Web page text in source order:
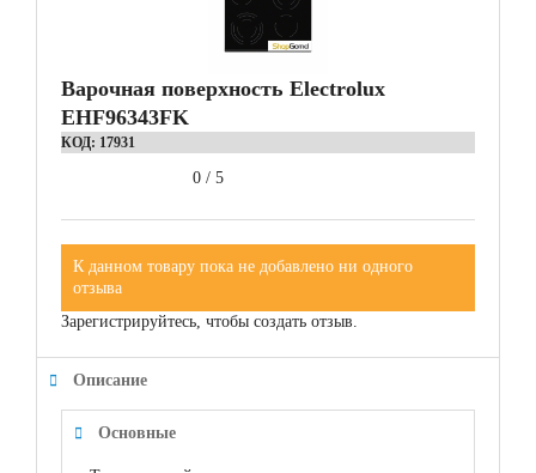
Варочная поверхность Electrolux
EHF96343FK
КОД: 17931
0 / 5
К данном товару пока не добавлено ни одного
отзыва
Зарегистрируйтесь, чтобы создать отзыв.
Описание
Основные